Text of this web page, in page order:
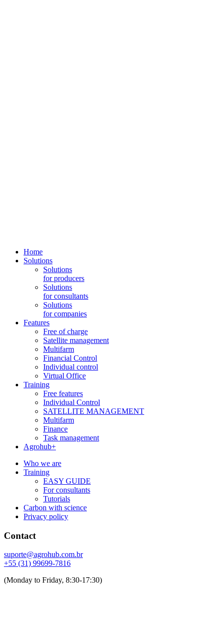
Home
Solutions
Solutions
for producers
Solutions
for consultants
Solutions
for companies
Features
Free of charge
Satellite management
Multifarm
Financial Control
Individual control
Virtual Office
Training
Free features
Individual Control
SATELLITE MANAGEMENT
Multifarm
Finance
Task management
Agrohub+
Who we are
Training
EASY GUIDE
For consultants
Tutorials
Carbon with science
Privacy policy
Contact
suporte@agrohub.com.br
+55 (31) 99699-7816
(Monday to Friday, 8:30-17:30)